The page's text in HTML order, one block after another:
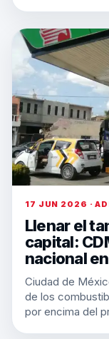
17 JUN 2026 ·
Llenar el
capital:
nacional
Ciudad de
de los
por encima del